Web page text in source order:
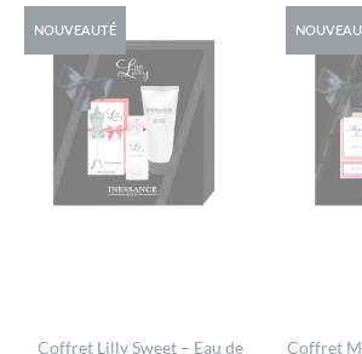
NOUVEAUTÉ
Coffret Lilly Sweet – Eau de
Coffret